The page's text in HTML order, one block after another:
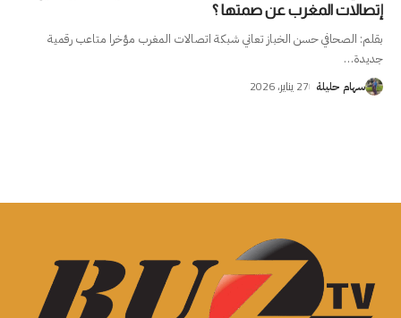
إتصالات المغرب عن صمتها ؟
بقلم: الصحافي حسن الخباز تعاني شبكة اتصالات المغرب مؤخرا متاعب رقمية
جديدة…
سهام حليلة 27 يناير، 2026